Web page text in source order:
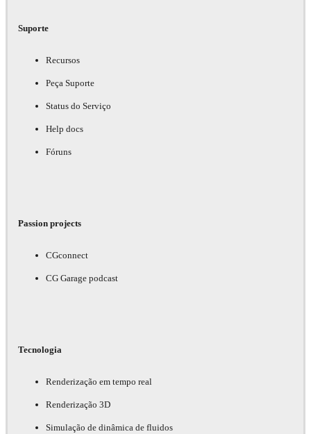
Suporte
Recursos
Peça Suporte
Status do Serviço
Help docs
Fóruns
Passion projects
CGconnect
CG Garage podcast
Tecnologia
Renderização em tempo real
Renderização 3D
Simulação de dinâmica de fluidos